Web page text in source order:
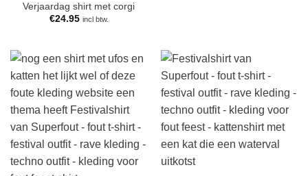
Verjaardag shirt met corgi
€24.95 incl btw.